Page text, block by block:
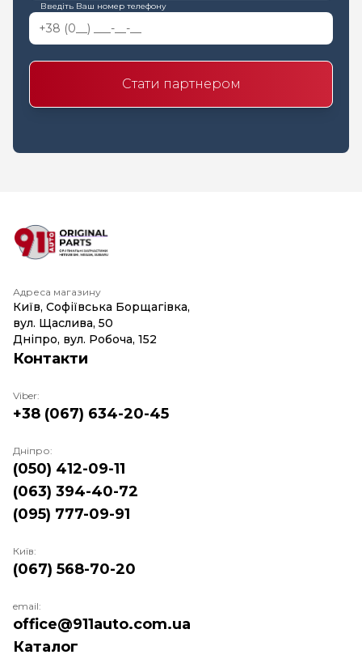
Введіть Ваш номер телефону
Стати партнером
Адреса магазину
Київ, Софіївська Борщагівка,
вул. Щаслива, 50
Дніпро, вул. Робоча, 152
Каталог
Контакти
Viber:
+38 (067) 634-20-45
Дніпро:
(050) 412-09-11
(063) 394-40-72
(095) 777-09-91
Київ:
(067) 568-70-20
email:
office@911auto.com.ua